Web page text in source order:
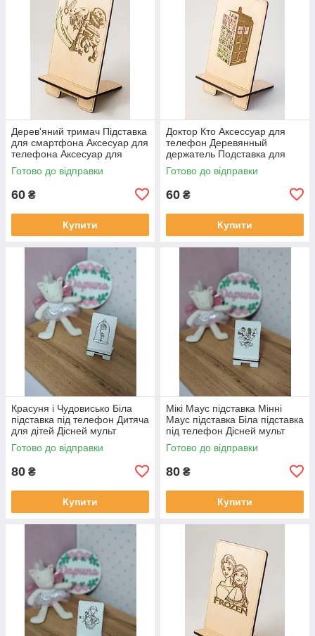
Дерев'яний тримач Підставка
для смартфона Аксесуар для
телефона Аксесуар для
техніки Гра Зельда Zelda
Готово до відправки
60 ₴
Купити
Доктор Кто Аксессуар для
телефон Деревянный
держатель Подставка для
смартфона Доктор Хто
підставка під телефон
Готово до відправки
60 ₴
Купити
Красуня і Чудовисько Біла
підставка під телефон Дитяча
для дітей Дісней мульт
Тримач для перегляду
фільму
Готово до відправки
80 ₴
Купити
Мікі Маус підставка Мінні
Маус підставка Біла підставка
під телефон Дісней мульт
Тримач для планшета
Готово до відправки
80 ₴
Купити